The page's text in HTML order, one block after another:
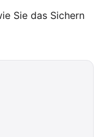
Sie das Sichern